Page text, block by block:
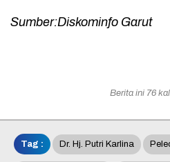
Sumber:Diskominfo Garut
Berita ini 76
Tag : Dr. Hj. Putri Karlina